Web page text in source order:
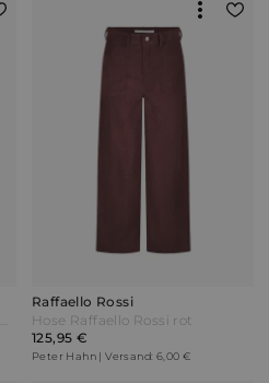
Knöchellange Slim Fit-Jersey-Hose Raffaello Rossi grün
Raffaello Rossi
Hose Raffaello Rossi rot
125,95 €
Peter Hahn | Versand: 6,00 €